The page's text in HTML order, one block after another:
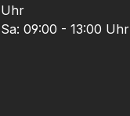
Uhr
Sa: 09:00 - 13:00 Uhr